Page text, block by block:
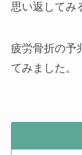
思い返してみ
疲労骨折の予
てみました。